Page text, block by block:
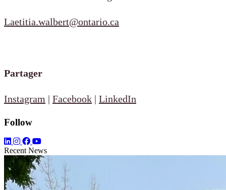
Laetitia.walbert@ontario.ca
Partager
Instagram | Facebook | LinkedIn
Follow
Recent News